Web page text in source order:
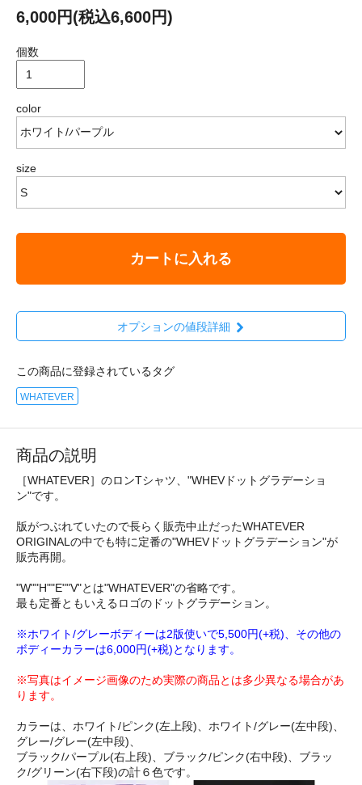
6,000円(税込6,600円)
個数
color
size
カートに入れる
オプションの値段詳細
この商品に登録されているタグ
WHATEVER
商品の説明
［WHATEVER］のロンTシャツ、"WHEVドットグラデーショ
ン"です。
版がつぶれていたので長らく販売中止だったWHATEVER
ORIGINALの中でも特に定番の"WHEVドットグラデーション"が
販売再開。
"W""H""E""V"とは"WHATEVER"の省略です。
最も定番ともいえるロゴのドットグラデーション。
※ホワイト/グレーボディーは2版使いで5,500円(+税)、その他の
ボディーカラーは6,000円(+税)となります。
※写真はイメージ画像のため実際の商品とは多少異なる場合があ
ります。
カラーは、ホワイト/ピンク(左上段)、ホワイト/グレー(左中段)、
グレー/グレー(左中段)、
ブラック/パープル(右上段)、ブラック/ピンク(右中段)、ブラッ
ク/グリーン(右下段)の計６色です。